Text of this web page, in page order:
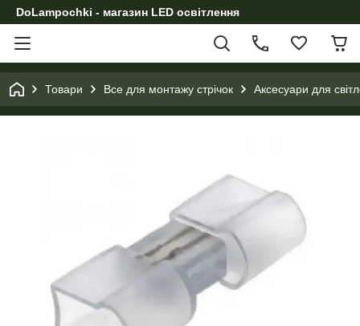
DoLampochki - магазин LED освітлення
Товари Все для монтажу стрічок Аксесуари для